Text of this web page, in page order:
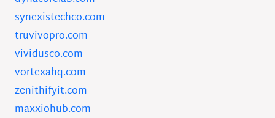
synexistechco.com
truvivopro.com
vividusco.com
vortexahq.com
zenithifyit.com
maxxiohub.com